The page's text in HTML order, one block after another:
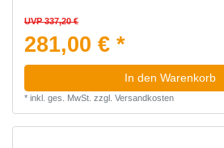
UVP 337,20 €
281,00 € *
In den Warenkorb
* inkl. ges. MwSt. zzgl. Versandkosten